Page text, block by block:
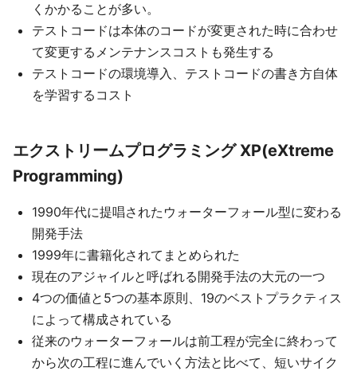
くかかることが多い。
テストコードは本体のコードが変更された時に合わせ
て変更するメンテナンスコストも発生する
テストコードの環境導入、テストコードの書き方自体
を学習するコスト
エクストリームプログラミング XP(eXtreme
Programming)
1990年代に提唱されたウォーターフォール型に変わる
開発手法
1999年に書籍化されてまとめられた
現在のアジャイルと呼ばれる開発手法の大元の一つ
4つの価値と5つの基本原則、19のベストプラクティス
によって構成されている
従来のウォーターフォールは前工程が完全に終わって
から次の工程に進んでいく方法と比べて、短いサイク